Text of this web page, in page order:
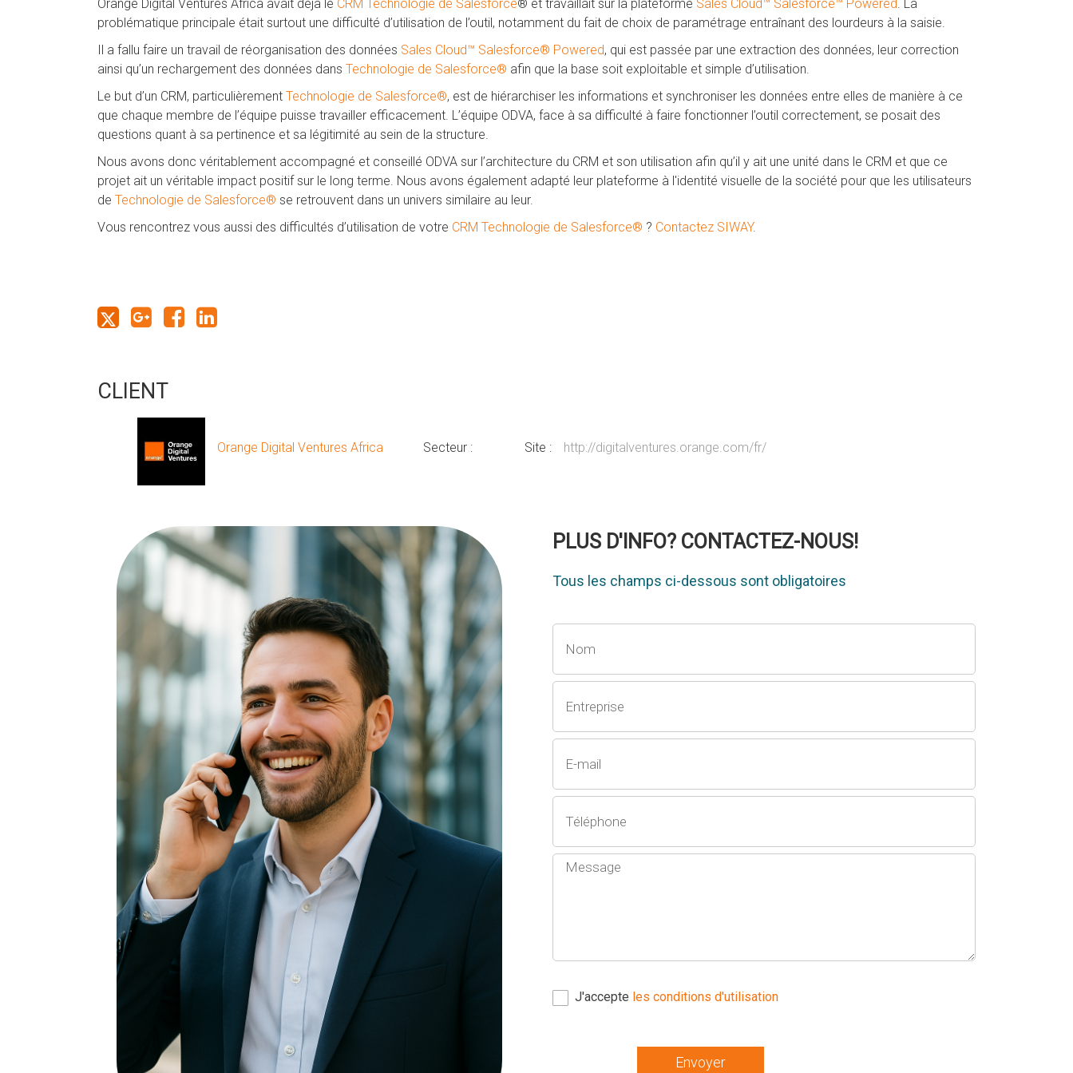
Orange Digital Ventures Africa avait déjà le CRM Technologie de Salesforce® et travaillait sur la plateforme Sales Cloud™ Salesforce™ Powered. La
problématique principale était surtout une difficulté d’utilisation de l’outil, notamment du fait de choix de paramétrage entraînant des lourdeurs à la saisie.
Il a fallu faire un travail de réorganisation des données Sales Cloud™ Salesforce® Powered, qui est passée par une extraction des données, leur correction
ainsi qu’un rechargement des données dans Technologie de Salesforce® afin que la base soit exploitable et simple d’utilisation.
Le but d’un CRM, particulièrement Technologie de Salesforce®, est de hiérarchiser les informations et synchroniser les données entre elles de manière à ce
que chaque membre de l’équipe puisse travailler efficacement. L’équipe ODVA, face à sa difficulté à faire fonctionner l’outil correctement, se posait des
questions quant à sa pertinence et sa légitimité au sein de la structure.
Nous avons donc véritablement accompagné et conseillé ODVA sur l’architecture du CRM et son utilisation afin qu’il y ait une unité dans le CRM et que ce
projet ait un véritable impact positif sur le long terme. Nous avons également adapté leur plateforme à l'identité visuelle de la société pour que les utilisateurs
de Technologie de Salesforce® se retrouvent dans un univers similaire au leur.
Vous rencontrez vous aussi des difficultés d’utilisation de votre CRM Technologie de Salesforce® ? Contactez SIWAY.
CLIENT
Orange Digital Ventures Africa Secteur : Site : http://digitalventures.orange.com/fr/
PLUS D'INFO? CONTACTEZ-NOUS!
Tous les champs ci-dessous sont obligatoires
J'accepte les conditions d'utilisation
Envoyer